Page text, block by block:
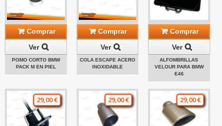
Comprar
Ver
POMO CORTO BMW
PACK M EN PIEL
Comprar
Ver
COLA ESCAPE ACERO
INOXIDABLE
Comprar
Ver
ALFOMBRILLAS
VELOUR PARA BMW
E46
29,00 € 29,00 € 29,00 €